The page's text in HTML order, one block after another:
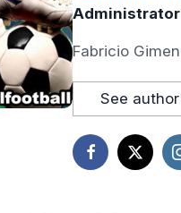
Administrator
Fabricio
See